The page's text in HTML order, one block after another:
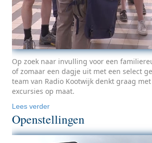
Op zoek naar invulling voor een
of zomaar een dagje uit met een select
team van Radio Kootwijk denkt graag
excursies op maat.
Lees verder
Openstellingen